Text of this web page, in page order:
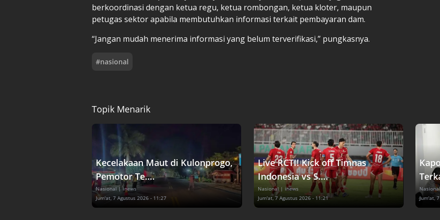
berkoordinasi dengan ketua regu, ketua rombongan, ketua kloter, maupun
petugas sektor apabila membutuhkan informasi terkait pembayaran dam.
“Jangan mudah menerima informasi yang belum terverifikasi,” pungkasnya.
#nasional
Topik Menarik
Kecelakaan Maut di Kulonprogo,
Pemotor Te....
Nasional | inews
Jum'at, 7 Agustus 2026 - 11:27
Live RCTI! Kick off Timnas
Indonesia vs S....
Nasional | inews
Jum'at, 7 Agustus 2026 - 11:21
Jum'at,